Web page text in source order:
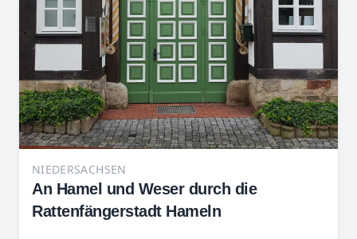
NIEDERSACHSEN
An Hamel und Weser durch die
Rattenfängerstadt Hameln